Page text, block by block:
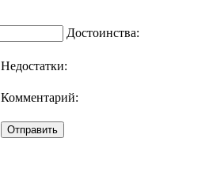
Достоинства:
Недостатки:
Комментарий: